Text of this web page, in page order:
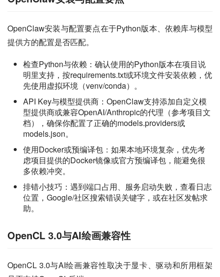
OpenClaw安装与配置要点在于Python版本、依赖库与模型
提供方的配置是否匹配。
检查Python与依赖：确认使用的Python版本在项目说
明里支持，按requirements.txt或环境文件安装依赖，优
先使用虚拟环境（venv/conda）。
API Key与模型提供商：OpenClaw支持添加自定义模
型提供商或兼容OpenAI/Anthropic的代理（参考项目文
档），确保你配置了正确的models.providers或
models.json。
使用Docker或预编译包：如果本地环境复杂，优先考
虑项目提供的Docker镜像或官方预编译包，能避免很
多依赖冲突。
排错小技巧：遇到端口占用、服务启动失败，查看日志
位置，Google/社区搜索错误关键字，或在社区发帖求
助。
OpenCL 3.0与AI绘画兼容性
OpenCL 3.0与AI绘画兼容性取决于显卡、驱动和所用框架